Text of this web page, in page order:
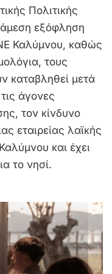
Πολιτικής
άμεση εξόφληση
Καλύμνου, καθώς
τους
καταβληθεί μετά
άγονες
τον κίνδυνο
εταιρείας λαϊκής
και έχει
το νησί.